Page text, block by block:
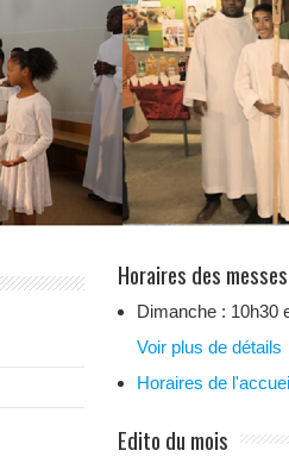
Horaires des messes
Dimanche : 10h30
Voir plus de détails
Horaires de
Edito du mois